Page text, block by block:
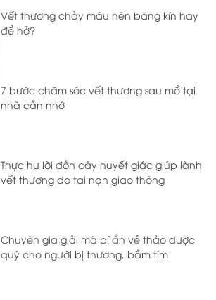
Vết thương chảy máu nên băng kín hay
để hở?
7 bước chăm sóc vết thương sau mổ tại
nhà cần nhớ
Thực hư lời đồn cây huyết giác giúp lành
vết thương do tai nạn giao thông
Chuyên gia giải mã bí ẩn về thảo dược
quý cho người bị thương, bầm tím